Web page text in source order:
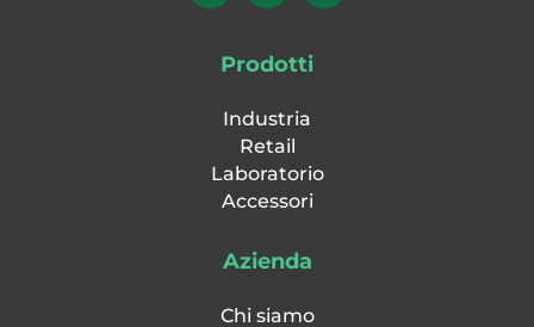
Prodotti
Industria
Retail
Laboratorio
Accessori
Azienda
Chi siamo